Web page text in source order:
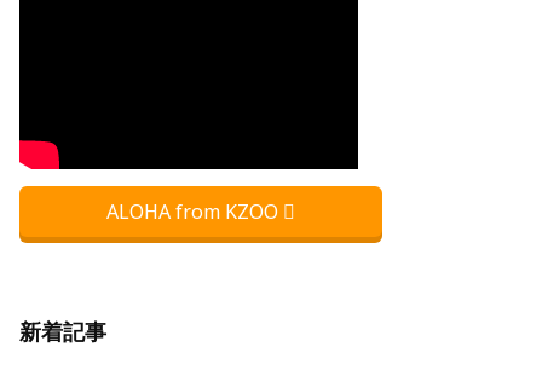
ALOHA from KZOO
新着記事